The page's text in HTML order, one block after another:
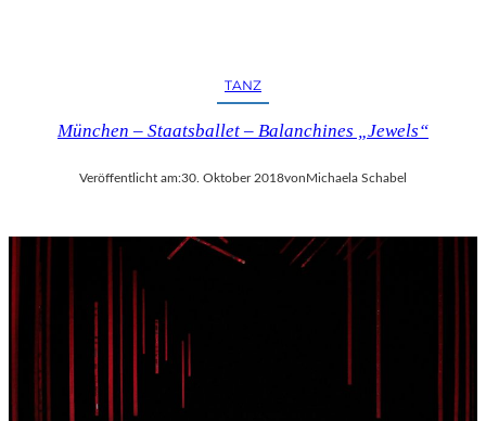
TANZ
München – Staatsballet – Balanchines „Jewels“
Veröffentlicht am:30. Oktober 2018vonMichaela Schabel